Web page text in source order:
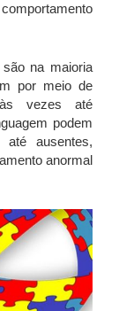
na maioria
por meio de
às vezes até
podem
ausentes,
anormal